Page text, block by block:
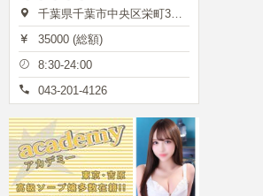
千葉県千葉市中央区栄町35-7
35000 (総額)
8:30-24:00
043-201-4126